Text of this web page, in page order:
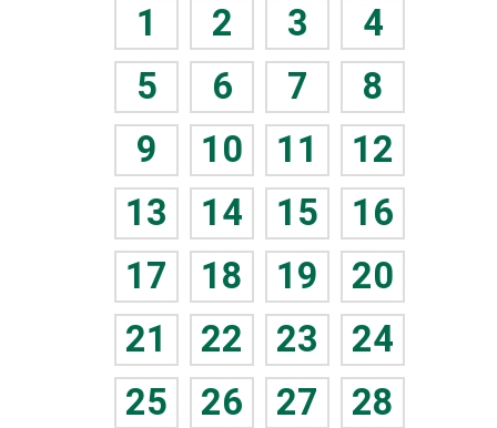
1 2 3
4
5
6 7
8
9
10 11
12
13
14 15
16
17
18 19
20
21
22 23
24
25
26 27 28